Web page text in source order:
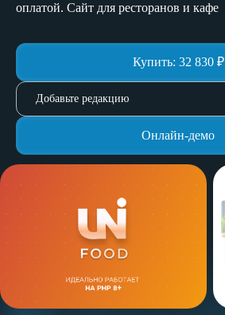
оплатой. Сайт для ресторанов и кафе
Купить: 32 830₽
Добавьте редакцию
Онлайн-демо